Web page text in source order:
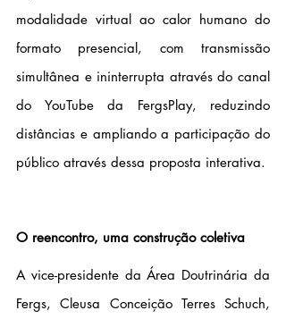
modalidade virtual ao calor humano do
formato presencial, com transmissão
simultânea e ininterrupta através do canal
do YouTube da FergsPlay, reduzindo
distâncias e ampliando a participação do
público através dessa proposta interativa.
O reencontro, uma construção coletiva
A vice-presidente da Área Doutrinária da
Fergs, Cleusa Conceição Terres Schuch,